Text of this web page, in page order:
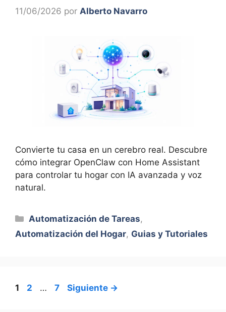
11/06/2026 por Alberto Navarro
Convierte tu casa en un cerebro real. Descubre
cómo integrar OpenClaw con Home Assistant
para controlar tu hogar con IA avanzada y voz
natural.
Categorías
Automatización de Tareas,
Automatización del Hogar, Guias y Tutoriales
Página
1 Página
2 … Página
7 Siguiente →